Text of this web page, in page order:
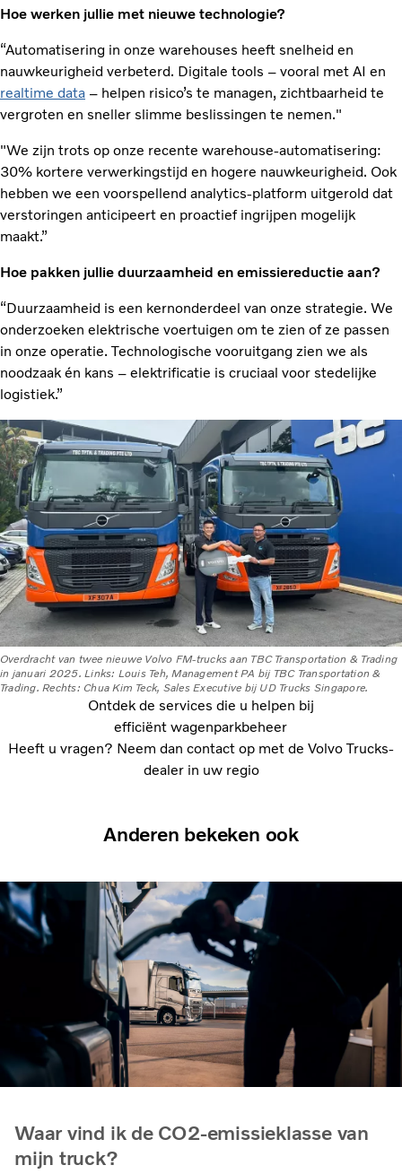
Hoe werken jullie met nieuwe technologie?
“Automatisering in onze warehouses heeft snelheid en
nauwkeurigheid verbeterd. Digitale tools – vooral met AI en
realtime data – helpen risico’s te managen, zichtbaarheid te
vergroten en sneller slimme beslissingen te nemen."
"We zijn trots op onze recente warehouse-automatisering:
30% kortere verwerkingstijd en hogere nauwkeurigheid. Ook
hebben we een voorspellend analytics-platform uitgerold dat
verstoringen anticipeert en proactief ingrijpen mogelijk
maakt.”
Hoe pakken jullie duurzaamheid en emissiereductie aan?
“Duurzaamheid is een kernonderdeel van onze strategie. We
onderzoeken elektrische voertuigen om te zien of ze passen
in onze operatie. Technologische vooruitgang zien we als
noodzaak én kans – elektrificatie is cruciaal voor stedelijke
logistiek.”
Overdracht van twee nieuwe Volvo FM-trucks aan TBC Transportation & Trading
in januari 2025. Links: Louis Teh, Management PA bij TBC Transportation &
Trading. Rechts: Chua Kim Teck, Sales Executive bij UD Trucks Singapore.
Ontdek de services die u helpen bij
efficiënt wagenparkbeheer
Heeft u vragen? Neem dan contact op met de Volvo Trucks-
dealer in uw regio
Anderen bekeken ook
Waar vind ik de CO2-emissieklasse van
mijn truck?